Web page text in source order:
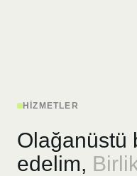
HIZMETLER
Olağanüstü
edelim,